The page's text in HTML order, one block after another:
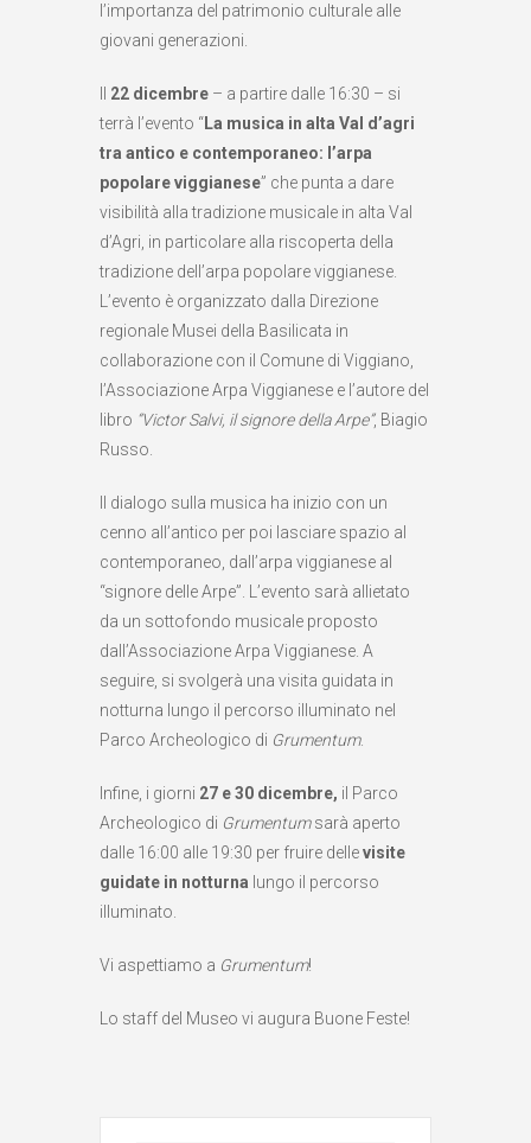
l’importanza del patrimonio culturale alle
giovani generazioni.
22 dicembre – a partire dalle 16:30 – si
terrà l’evento “La musica in alta Val d’agri
tra antico e contemporaneo: l’arpa
popolare viggianese” che punta a dare
visibilità alla tradizione musicale in alta Val
d’Agri, in particolare alla riscoperta della
tradizione dell’arpa popolare viggianese.
L’evento è organizzato dalla Direzione
regionale Musei della Basilicata in
collaborazione con il Comune di Viggiano,
l’Associazione Arpa Viggianese e l’autore del
libro “Victor Salvi, il signore della Arpe”, Biagio
Russo.
Il dialogo sulla musica ha inizio con un
cenno all’antico per poi lasciare spazio al
contemporaneo, dall’arpa viggianese al
“signore delle Arpe”. L’evento sarà allietato
da un sottofondo musicale proposto
dall’Associazione Arpa Viggianese. A
seguire, si svolgerà una visita guidata in
notturna lungo il percorso illuminato nel
Parco Archeologico di Grumentum.
Infine, i giorni 27 e 30 dicembre, il Parco
Archeologico di Grumentumsarà aperto
dalle 16:00 alle 19:30 per fruire dellevisite
guidate in notturna lungo il percorso
illuminato.
Vi aspettiamo a Grumentum!
Lo staff del Museo vi augura Buone Feste!